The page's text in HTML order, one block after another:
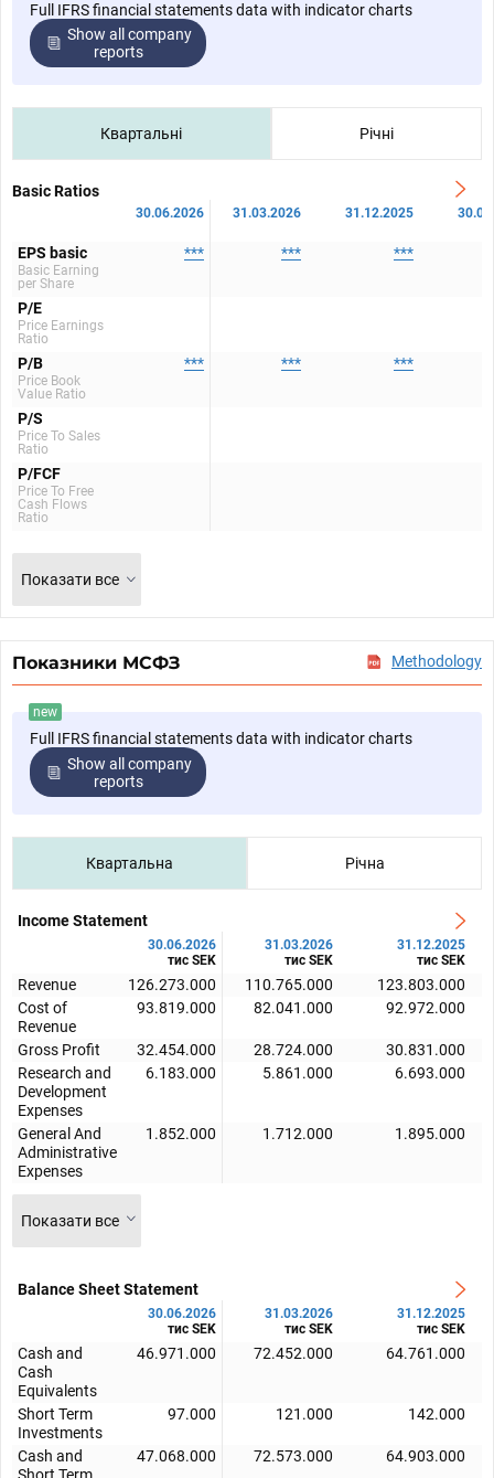
Full IFRS financial statements data with indicator charts
Show all company
reports
Квартальні Річні
Basic Ratios
30.06.2026 31.03.2026 31.12.2025
EPS basic
Basic Earning
per Share
*** *** ***
P/E
Price Earnings
Ratio
P/B
Price Book
Value Ratio
*** *** ***
P/S
Price To Sales
Ratio
P/FCF
Price To Free
Cash Flows
Ratio
Показати все
Показники МСФЗ Methodology
new
Full IFRS financial statements data with indicator charts
Show all company
reports
Квартальна Річна
Income Statement
30.06.2026
тис SEK
31.03.2026
тис SEK
31.12.2025
тис SEK
Revenue 126.273.000 110.765.000
123.803.000
Cost of
Revenue
93.819.000 82.041.000 92.972.000
Gross Profit 32.454.000 28.724.000
30.831.000
Research and
Development
Expenses
6.183.000 5.861.000 6.693.000
General And
Administrative
Expenses
1.852.000 1.712.000 1.895.000
Показати все
Balance Sheet Statement
30.06.2026
тис SEK
31.03.2026
тис SEK
31.12.2025
тис SEK
Cash and
Cash
Equivalents
46.971.000 72.452.000 64.761.000
Short Term
Investments
97.000 121.000 142.000
Cash and
Short Term
47.068.000 72.573.000 64.903.000